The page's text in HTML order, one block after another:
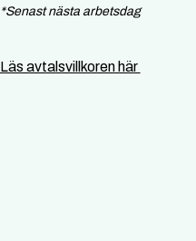
*Senast nästa arbetsdag
Läs avtalsvillkoren här